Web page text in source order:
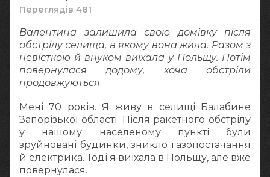
Переглядів 481
Валентина залишила свою домівку після
обстрілу селища, в якому вона жила. Разом з
невісткою й внуком виїхала у Польщу. Потім
повернулася додому, хоча обстріли
продовжуються
Мені 70 років. Я живу в селищі Балабине
Запорізької області. Після ракетного обстрілу
у нашому населеному пункті були
зруйновані будинки, зникло газопостачання
й електрика. Тоді я виїхала в Польщу, але вже
повернулася.